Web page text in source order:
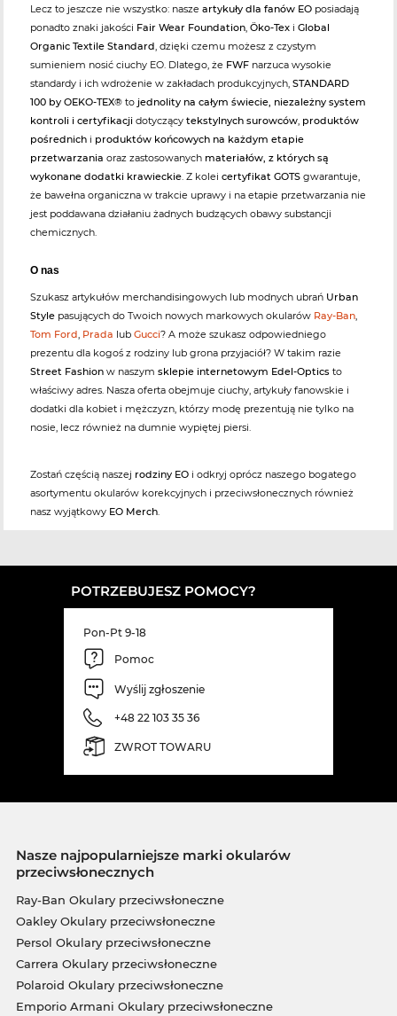
Lecz to jeszcze nie wszystko: nasze artykuły dla fanów EO posiadają
ponadto znaki jakości Fair Wear Foundation, Öko-Tex i Global
Organic Textile Standard, dzięki czemu możesz z czystym
sumieniem nosić ciuchy EO. Dlatego, że FWF narzuca wysokie
standardy i ich wdrożenie w zakładach produkcyjnych, STANDARD
100 by OEKO-TEX® to jednolity na całym świecie, niezależny system
kontroli i certyfikacji dotyczący tekstylnych surowców, produktów
pośrednich i produktów końcowych na każdym etapie
przetwarzania oraz zastosowanych materiałów, z których są
wykonane dodatki krawieckie. Z kolei certyfikat GOTS gwarantuje,
że bawełna organiczna w trakcie uprawy i na etapie przetwarzania nie
jest poddawana działaniu żadnych budzących obawy substancji
chemicznych.
O nas
Szukasz artykułów merchandisingowych lub modnych ubrań Urban
Style pasujących do Twoich nowych markowych okularów Ray-Ban,
Tom Ford, Prada lub Gucci? A może szukasz odpowiedniego
prezentu dla kogoś z rodziny lub grona przyjaciół? W takim razie
Street Fashion w naszym sklepie internetowym Edel-Optics to
właściwy adres. Nasza oferta obejmuje ciuchy, artykuły fanowskie i
dodatki dla kobiet i mężczyzn, którzy modę prezentują nie tylko na
nosie, lecz również na dumnie wypiętej piersi.
Zostań częścią naszej rodziny EO i odkryj oprócz naszego bogatego
asortymentu okularów korekcyjnych i przeciwsłonecznych również
nasz wyjątkowy EO Merch.
POTRZEBUJESZ POMOCY?
Pon-Pt 9-18
Pomoc
Wyślij zgłoszenie
+48 22 103 35 36
ZWROT TOWARU
Nasze najpopularniejsze marki okularów
przeciwsłonecznych
Ray-Ban Okulary przeciwsłoneczne
Oakley Okulary przeciwsłoneczne
Persol Okulary przeciwsłoneczne
Carrera Okulary przeciwsłoneczne
Polaroid Okulary przeciwsłoneczne
Emporio Armani Okulary przeciwsłoneczne